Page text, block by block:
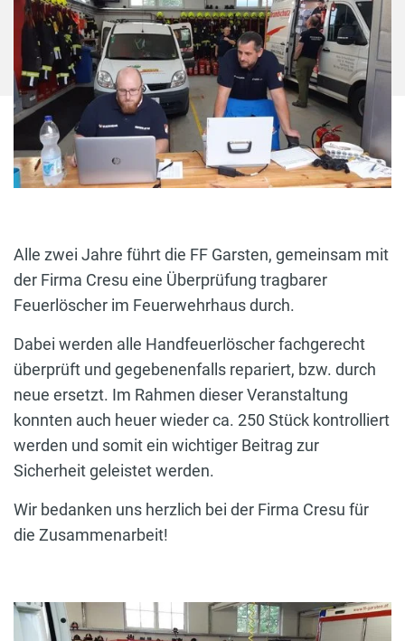
Alle zwei Jahre führt die FF Garsten, gemeinsam mit
der Firma Cresu eine Überprüfung tragbarer
Feuerlöscher im Feuerwehrhaus durch.
Dabei werden alle Handfeuerlöscher fachgerecht
überprüft und gegebenenfalls repariert, bzw. durch
neue ersetzt. Im Rahmen dieser Veranstaltung
konnten auch heuer wieder ca. 250 Stück kontrolliert
werden und somit ein wichtiger Beitrag zur
Sicherheit geleistet werden.
Wir bedanken uns herzlich bei der Firma Cresu für
die Zusammenarbeit!